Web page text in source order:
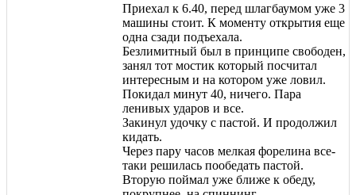
Приехал к 6.40, перед шлагбаумом уже 3
машины стоит. К моменту открытия еще
одна сзади подъехала.
Безлимитный был в принципе свободен,
занял тот мостик который посчитал
интересным и на котором уже ловил.
Покидал минут 40, ничего. Пара
ленивых ударов и все.
Закинул удочку с пастой. И продолжил
кидать.
Через пару часов мелкая форелина все-
таки решилась пообедать пастой.
Вторую поймал уже ближе к обеду,